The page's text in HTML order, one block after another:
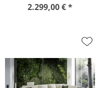
2.299,00 € *